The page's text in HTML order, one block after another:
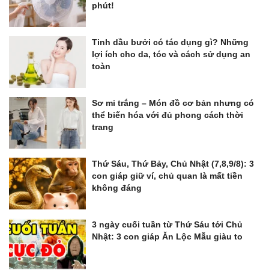
phút!
Tinh dầu bưởi có tác dụng gì? Những
lợi ích cho da, tóc và cách sử dụng an
toàn
Sơ mi trắng – Món đồ cơ bản nhưng có
thể biến hóa với đủ phong cách thời
trang
Thứ Sáu, Thứ Bảy, Chủ Nhật (7,8,9/8): 3
con giáp giữ ví, chủ quan là mất tiền
không đáng
3 ngày cuối tuần từ Thứ Sáu tới Chủ
Nhật: 3 con giáp Ăn Lộc Mẫu giàu to